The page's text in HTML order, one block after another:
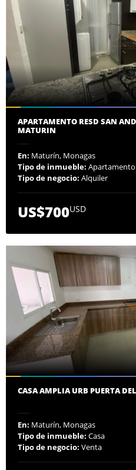
APARTAMENTO RESD SAN
MATURIN
En: Maturín, Monagas
Tipo de inmueble: Apartamento
Tipo de negocio: Alquiler
US$700USD
CASA AMPLIA URB PUERTA
En: Maturín, Monagas
Tipo de inmueble: Casa
Tipo de negocio: Venta